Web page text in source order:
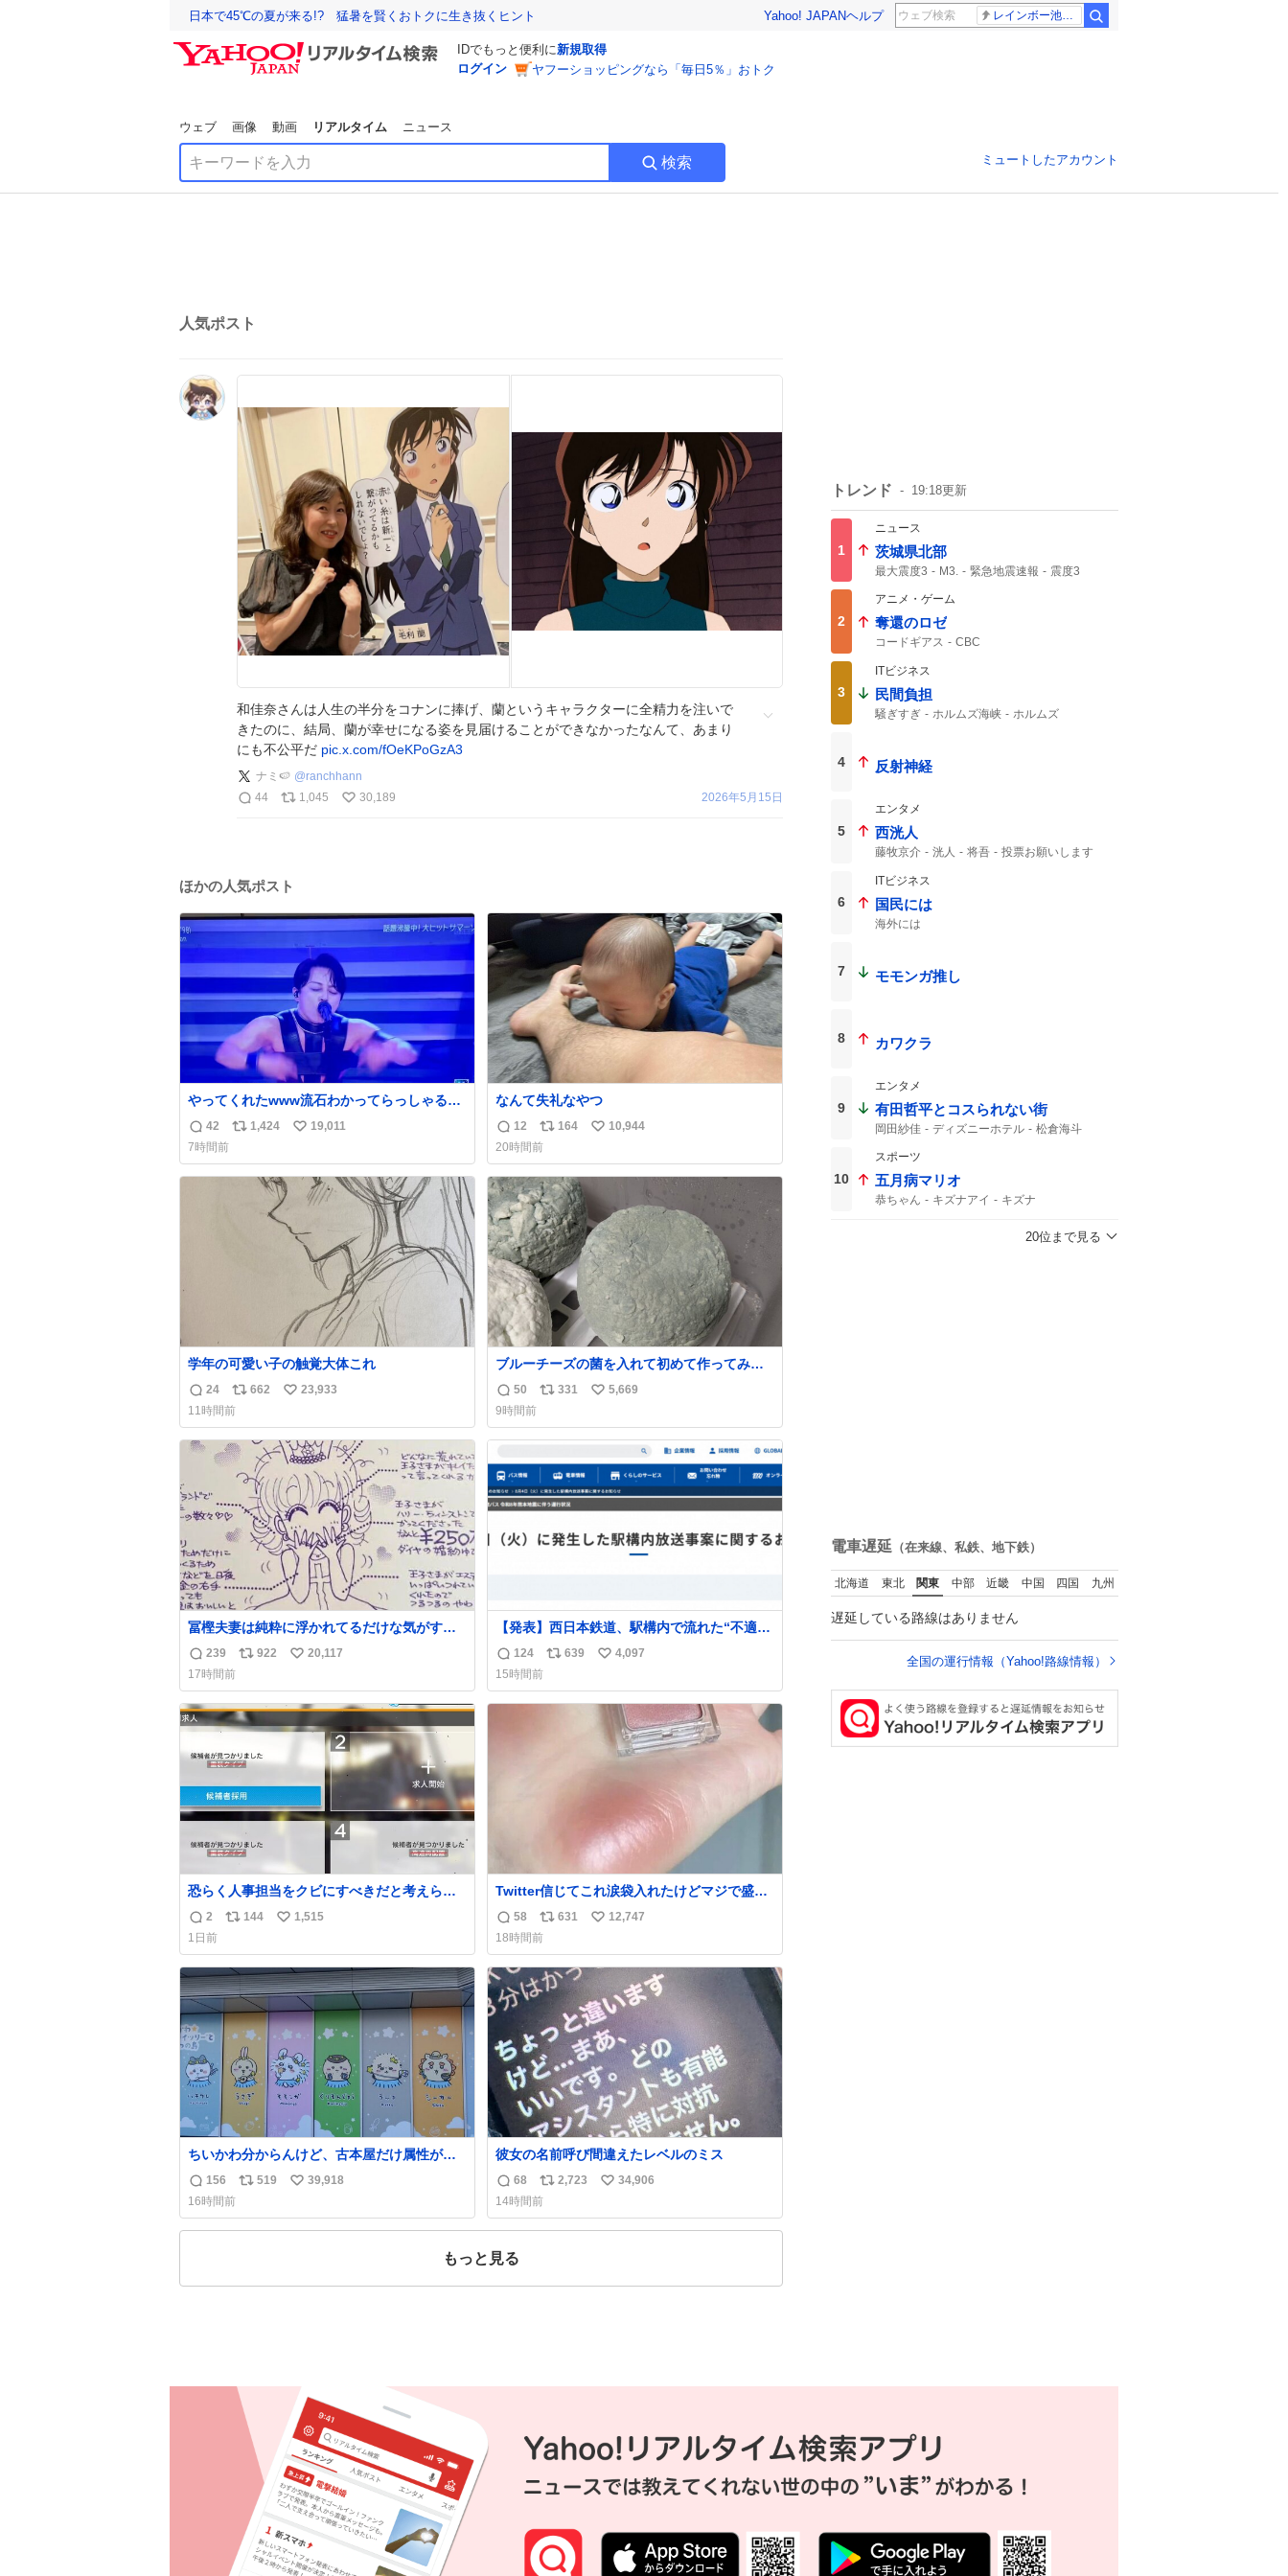
日本で45℃の夏が来る!? 猛暑を賢くおトクに生き抜くヒント Yahoo! JAPANヘルプ レインボー池田 佐藤佳奈アナ
IDでもっと便利に新規取得
ログイン
ヤフーショッピングなら「毎日5％」おトク
ウェブ 画像 動画 リアルタイム ニュース
検索 ミュートしたアカウント
人気ポスト
和佳奈さんは人生の半分をコナンに捧げ、蘭というキャラクターに全精力を注いで
きたのに、結局、蘭が幸せになる姿を見届けることができなかったなんて、あまり
にも不公平だ pic.x.com/fOeKPoGzA3
ナミ🍉 @ranchhann
44
1,045 30,189 2026年5月15日
ほかの人気ポスト
やってくれたwww流石わかってらっしゃる🤣
🤣🤣 #Mステ #西川貴教
返
信
数
42
リ
ス
1,424
い
ね
19,011
7時間前
なんて失礼なやつ
返
信
数
12
リ
ポ
ス
ト
数
164
い
ね
数
10,944
20時間前
学年の可愛い子の触覚大体これ
返
信
数
24
リ
ポ
ス
ト
数
662
い
ね
数
23,933
11時間前
ブルーチーズの菌を入れて初めて作ってみた
チーズなんだけど 本能でちょっとヤバいと思
っちゃう見た目だな
返
信
数
50
リ
ス
数
331
い
ね
5,669
9時間前
冨樫夫妻は純粋に浮かれてるだけな気がする
な〜 全アはここに自分の市場価値的なものを
上乗せするので、 すっぴん＆寝起きのボサボ
サ頭でも「今日も可愛いね」が止まらない。
放っておくと永遠に髪撫でてきて作業進まな
い() 156cm40kg、年中日焼け止めとお友達の
私より綺麗な手やめてもろて とか言う
返
信
数
239
リ
ス
ト
922
い
ね
数
20,117
17時間前
【発表】西日本鉄道、駅構内で流れた“不適切
音声”に声明「被害届も検討」
news.livedoor.com/article/detail… 4日に西
鉄福岡（天神）駅および薬院駅で発生した駅
構内放送事案について声明を公表した。「第
三者によって駅構内放送設備に外部から不正
に音声が流された可能性も含めて確認を実
返
信
数
124
リ
ス
639
い
ね
4,097
15時間前
恐らく人事担当をクビにすべきだと考えられ
るが‥‥‥
返
信
数
2
リ
ス
ト
144
い
ね
数
1,515
1日前
Twitter信じてこれ涙袋入れたけどマジで盛れ
た…ありがとう…
返
信
数
58
リ
ポ
ス
ト
631
い
ね
数
12,747
18時間前
ちいかわ分からんけど、古本屋だけ属性が名
前になってるのはどういうこと？
返
信
数
156
リ
ス
519
い
ね
39,918
16時間前
彼女の名前呼び間違えたレベルのミス
返
信
数
68
リ
ポ
ス
2,723
い
ね
34,906
14時間前
もっと見る
トレンド 19:18更新
1
ニュース
茨城県北部
最大震度3 M3. 緊急地震速報
震度3
津波の心配はありません
2
アニメ・ゲーム
奪還のロゼ
コードギアス CBC
3
ITビジネス
民間負担
騒ぎすぎ ホルムズ海峡 ホルムズ
4 反射神経
5
エンタメ
西洸人
藤牧京介 洸人 将吾
投票お願いします
6
ITビジネス
国民には
海外には
7 モモンガ推し
8 カワクラ
9
エンタメ
有田哲平とコスられない街
岡田紗佳 ディズニーホテル 松倉海斗
10
スポーツ
五月病マリオ
恭ちゃん キズナアイ キズナ
20位まで見る
電車遅延 （在来線、私鉄、地下鉄）
北海道 東北 関東 中部 近畿 中国 四国 九州
遅延している路線はありません
全国の運行情報（Yahoo!路線情報）